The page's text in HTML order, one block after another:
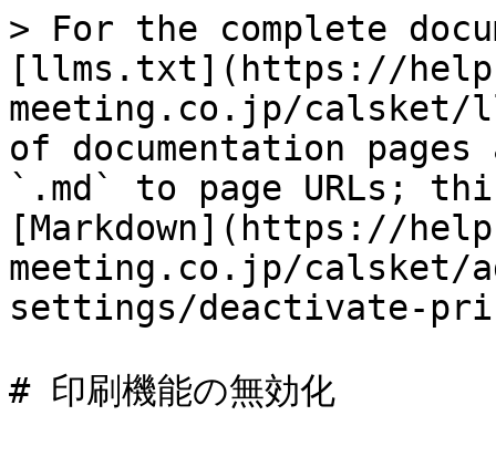
> For the complete
[llms.txt](https://
meeting.co.jp/calsket/
of documentation
`.md` to page URLs;
[Markdown](https://
meeting.co.jp/calsket/
settings/deactivate-
# 印刷機能の無効化